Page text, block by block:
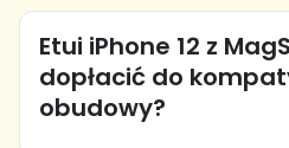
Etui iPhone 12 z
dopłacić do
obudowy?